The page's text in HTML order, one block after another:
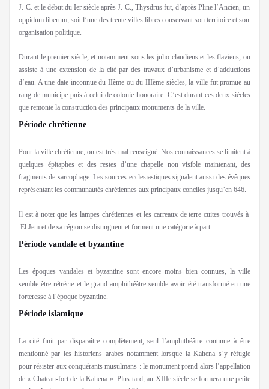
J.-C. et le début du Ier siècle après J.-C., Thysdrus fut, d’après Pline l’Ancien, un
oppidum liberum, soit l’une des trente villes libres conservant son territoire et son
organisation politique.
Durant le premier siècle, et notamment sous les julio-claudiens et les flaviens, on
assiste à une extension de la cité par des travaux d’urbanisme et d’adductions
d’eau. A une date inconnue du IIème ou du IIIème siècles, la ville fut promue au
rang de municipe puis à celui de colonie honoraire. C’est durant ces deux siècles
que remonte la construction des principaux monuments de la ville.
Période chrétienne
Pour la ville chrétienne, on est très mal renseigné. Nos connaissances se limitent à
quelques épitaphes et des restes d’une chapelle non visible maintenant, des
fragments de sarcophage. Les sources ecclesiastiques signalent aussi des évêques
représentant les communautés chrétiennes aux principaux conciles jusqu’en 646.
Il est à noter que les lampes chrétiennes et les carreaux de terre cuites trouvés à
El Jem et de sa région se distinguent et forment une catégorie à part.
Période vandale et byzantine
Les époques vandales et byzantine sont encore moins bien connues, la ville
semble être rétrécie et le grand amphithéâtre semble avoir été transformé en une
forteresse à l’époque byzantine.
Période islamique
La cité finit par disparaître complètement, seul l’amphithéâtre continue à être
mentionné par les historiens arabes notamment lorsque la Kahena s’y réfugie
pour résister aux conquérants musulmans : le monument prend alors l’appellation
de « Chateau-fort de la Kahena ». Plus tard, au XIIIe siècle se formera une petite